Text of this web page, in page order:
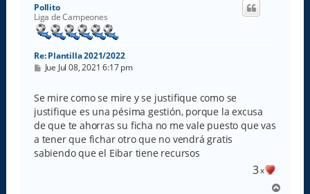
Pollito
Liga de Campeones
Re: Plantilla 2021/2022
M
s
a
j
e
Jue Jul 08, 2021 6:17 pm
Se mire como se mire y se justifique como se
justifique es una pésima gestión, porque la excusa
de que te ahorras su ficha no me vale puesto que vas
a tener que fichar otro que no vendrá gratis
sabiendo que el Eibar tiene recursos
3x